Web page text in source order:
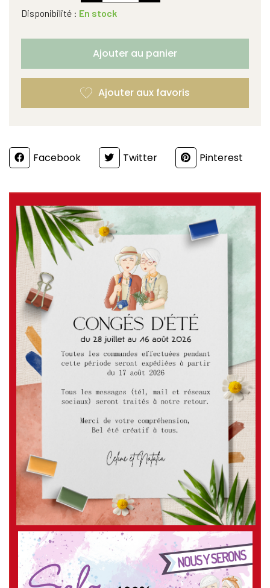
Disponibilité : En stock
Ajouter au panier
PartagerFacebook Twitter Pinterest